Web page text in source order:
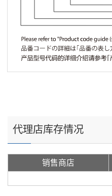
代理店库存情况
销售商店